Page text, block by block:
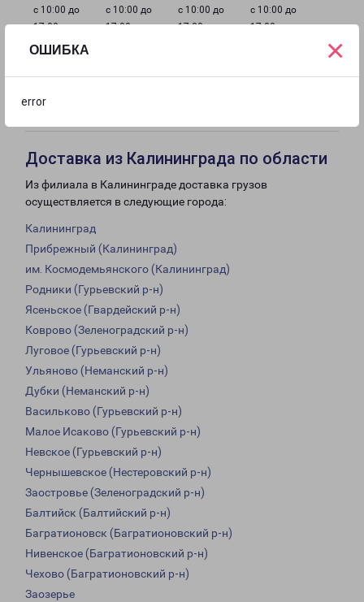
ОШИБКА
error
×
с 10:00 до
17:00
с 10:00 до
17:00
с 10:00 до
17:00
с 10:00 до
17:00
с 10:00 до
17:00
Выходной Выходной
Доставка из Калининграда по области
Из филиала в Калининграде доставка грузов
осуществляется в следующие города:
Калининград
Прибрежный (Калининград)
им. Космодемьянского (Калининград)
Родники (Гурьевский р-н)
Ясеньское (Гвардейский р-н)
Коврово (Зеленоградский р-н)
Луговое (Гурьевский р-н)
Ульяново (Неманский р-н)
Дубки (Неманский р-н)
Васильково (Гурьевский р-н)
Малое Исаково (Гурьевский р-н)
Невское (Гурьевский р-н)
Чернышевское (Нестеровский р-н)
Заостровье (Зеленоградский р-н)
Балтийск (Балтийский р-н)
Багратионовск (Багратионовский р-н)
Нивенское (Багратионовский р-н)
Чехово (Багратионовский р-н)
Заозерье